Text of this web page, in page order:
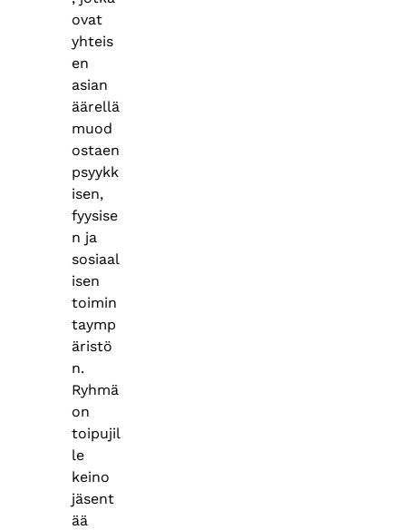
ovat
yhteis
en
asian
äärellä
muod
ostaen
psyykk
isen,
fyysise
n ja
sosiaal
isen
toimin
taymp
äristö
n.
Ryhmä
on
toipujil
le
keino
jäsent
ää